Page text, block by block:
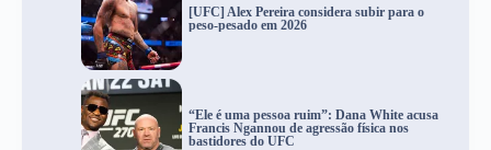
[UFC] Alex Pereira considera subir para o
peso-pesado em 2026
“Ele é uma pessoa ruim”: Dana White acusa
Francis Ngannou de agressão física nos
bastidores do UFC